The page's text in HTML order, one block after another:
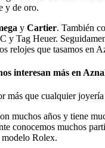
y de oro.
y Cartier. También
y Tag Heuer.
relojes que tasamos en
interesan más en
más que cualquier
muchos años y tiene
conocemos muchos
modelo Rolex.